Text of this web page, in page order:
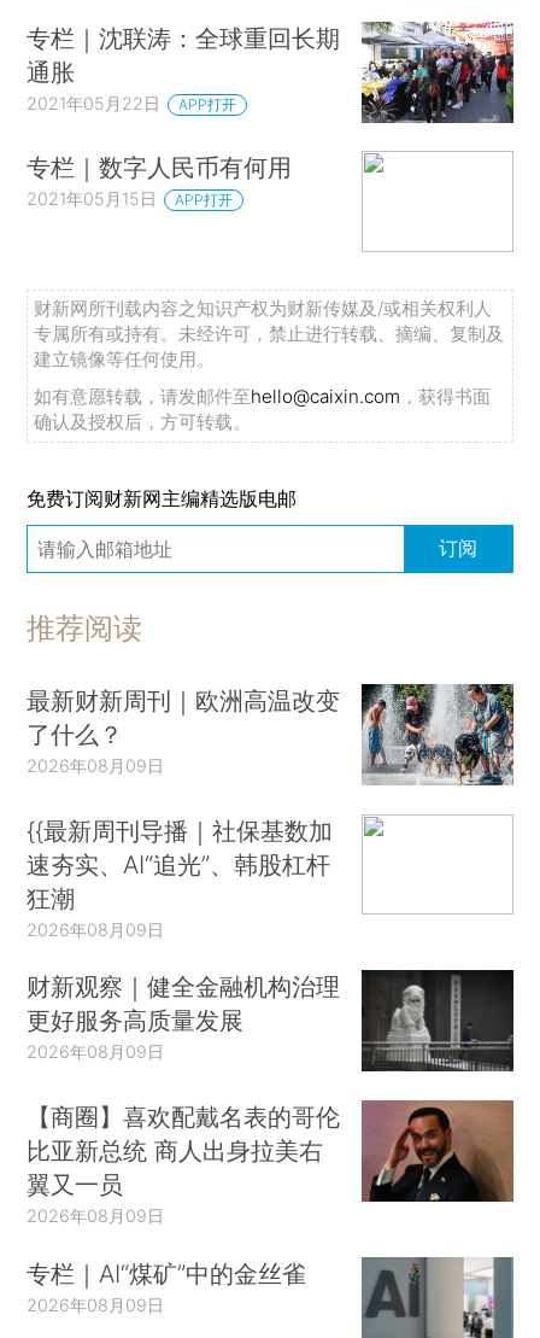
专栏｜沈联涛：全球重回长期
通胀
2021年05月22日 APP打开
专栏｜数字人民币有何用
2021年05月15日 APP打开
财新网所刊载内容之知识产权为财新传媒及/或相关权利人
专属所有或持有。未经许可，禁止进行转载、摘编、复制及
建立镜像等任何使用。
如有意愿转载，请发邮件至hello@caixin.com ，获得书面
确认及授权后，方可转载。
免费订阅财新网主编精选版电邮
订阅
推荐阅读
最新财新周刊｜欧洲高温改变
了什么？
2026年08月09日
{{最新周刊导播｜社保基数加
速夯实、AI“追光”、韩股杠杆
狂潮
2026年08月09日
财新观察｜健全金融机构治理
更好服务高质量发展
2026年08月09日
【商圈】喜欢配戴名表的哥伦
比亚新总统 商人出身拉美右
翼又一员
2026年08月09日
专栏｜AI“煤矿”中的金丝雀
2026年08月09日